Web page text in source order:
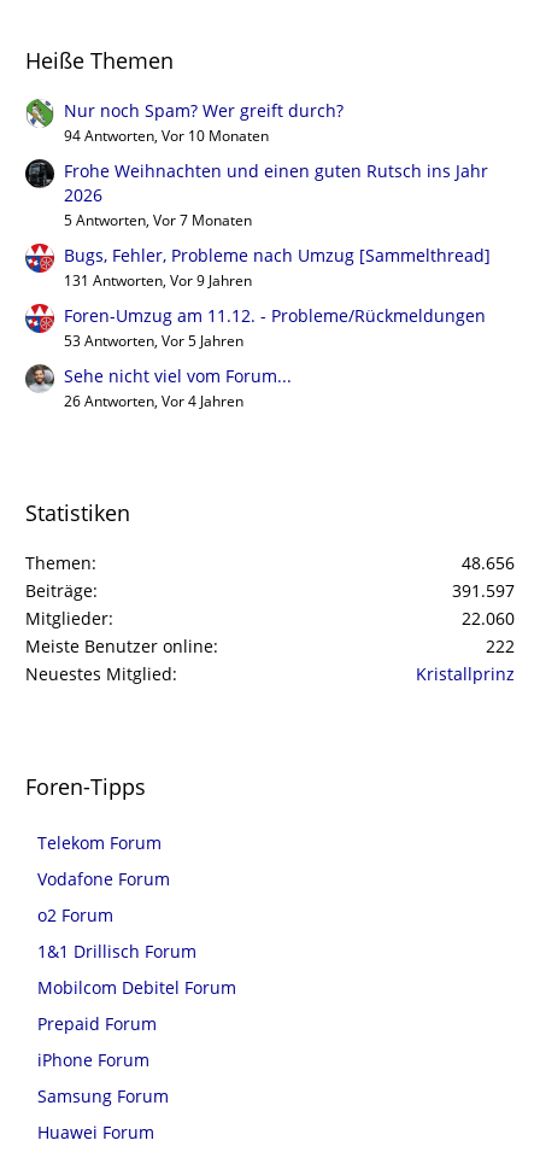
Heiße Themen
Nur noch Spam? Wer greift durch?
94 Antworten, Vor 10 Monaten
Frohe Weihnachten und einen guten Rutsch ins Jahr
2026
5 Antworten, Vor 7 Monaten
Bugs, Fehler, Probleme nach Umzug [Sammelthread]
131 Antworten, Vor 9 Jahren
Foren-Umzug am 11.12. - Probleme/Rückmeldungen
53 Antworten, Vor 5 Jahren
Sehe nicht viel vom Forum...
26 Antworten, Vor 4 Jahren
Statistiken
Themen
48.656
Beiträge
391.597
Mitglieder
22.060
Meiste Benutzer online
222
Neuestes Mitglied
Kristallprinz
Foren-Tipps
Telekom Forum
Vodafone Forum
o2 Forum
1&1 Drillisch Forum
Mobilcom Debitel Forum
Prepaid Forum
iPhone Forum
Samsung Forum
Huawei Forum